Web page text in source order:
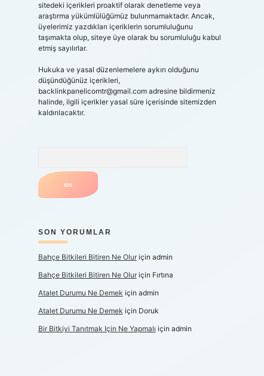
sitedeki içerikleri proaktif olarak denetleme veya
araştırma yükümlülüğümüz bulunmamaktadır. Ancak,
üyelerimiz yazdıkları içeriklerin sorumluluğunu
taşımakta olup, siteye üye olarak bu sorumluluğu kabul
etmiş sayılırlar.
Hukuka ve yasal düzenlemelere aykırı olduğunu
düşündüğünüz içerikleri,
backlinkpanelicomtr@gmail.comadresine bildirmeniz
halinde, ilgili içerikler yasal süre içerisinde sitemizden
kaldırılacaktır.
SON YORUMLAR
Bahçe Bitkileri Bitiren Ne Oluriçin admin
Bahçe Bitkileri Bitiren Ne Oluriçin Fırtına
Atalet Durumu Ne Demek için admin
Atalet Durumu Ne Demek için Doruk
Bir Bitkiyi Tanıtmak Için Ne Yapmalı için admin